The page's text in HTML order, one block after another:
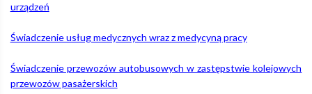
urządzeń
Świadczenie usług medycznych wraz z medycyną pracy
Świadczenie przewozów autobusowych w zastępstwie kolejowych
przewozów pasażerskich